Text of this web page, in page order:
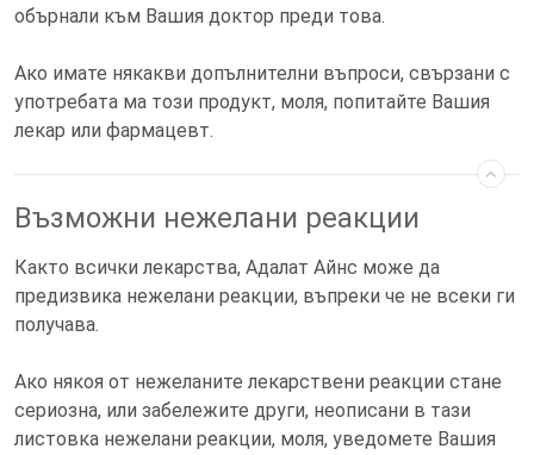
обърнали към Вашия доктор преди това.
Ако имате някакви допълнителни въпроси, свързани с
употребата ма този продукт, моля, попитайте Вашия
лекар или фармацевт.
Възможни нежелани реакции
Както всички лекарства, Адалат Айнс може да
предизвика нежелани реакции, въпреки че не всеки ги
получава.
Ако някоя от нежеланите лекарствени реакции стане
сериозна, или забележите други, неописани в тази
листовка нежелани реакции, моля, уведомете Вашия